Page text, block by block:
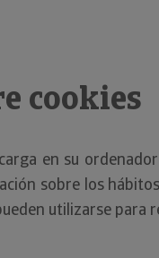
cookies
en su
sobre los
utilizarse para